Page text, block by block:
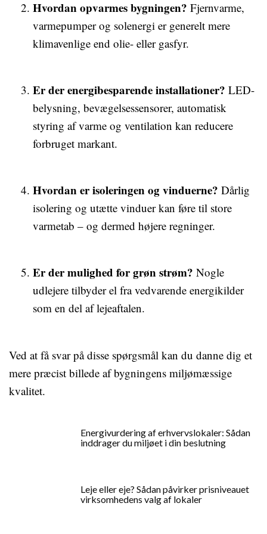
Hvordan opvarmes bygningen? Fjernvarme,
varmepumper og solenergi er generelt mere
klimavenlige end olie- eller gasfyr.
Er der energibesparende installationer? LED-
belysning, bevægelsessensorer, automatisk
styring af varme og ventilation kan reducere
forbruget markant.
Hvordan er isoleringen og vinduerne? Dårlig
isolering og utætte vinduer kan føre til store
varmetab – og dermed højere regninger.
Er der mulighed for grøn strøm? Nogle
udlejere tilbyder el fra vedvarende energikilder
som en del af lejeaftalen.
Ved at få svar på disse spørgsmål kan du danne dig et
mere præcist billede af bygningens miljømæssige
kvalitet.
Energivurdering af erhvervslokaler: Sådan
inddrager du miljøet i din beslutning
Leje eller eje? Sådan påvirker prisniveauet
virksomhedens valg af lokaler